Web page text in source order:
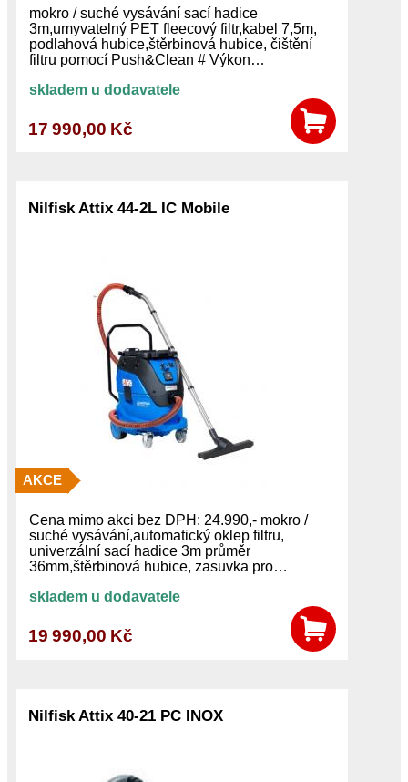
mokro / suché vysávání sací hadice
3m,umyvatelný PET fleecový filtr,kabel 7,5m,
podlahová hubice,štěrbinová hubice, čištění
filtru pomocí Push&Clean # Výkon…
skladem u dodavatele
17 990,00 Kč
Nilfisk Attix 44-2L IC Mobile
AKCE
Cena mimo akci bez DPH: 24.990,- mokro /
suché vysávání,automatický oklep filtru,
univerzální sací hadice 3m průměr
36mm,štěrbinová hubice, zasuvka pro…
skladem u dodavatele
19 990,00 Kč
Nilfisk Attix 40-21 PC INOX